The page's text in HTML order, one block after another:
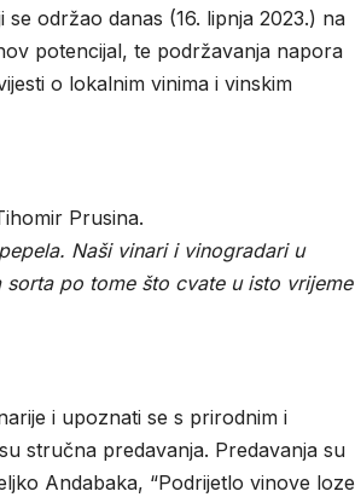
održao danas (16. lipnja 2023.) na
potencijal, te podržavanja napora
o lokalnim vinima i vinskim
Prusina.
Naši vinari i vinogradari u
po tome što cvate u isto vrijeme
i upoznati se s prirodnim i
stručna predavanja. Predavanja su
Andabaka, “Podrijetlo vinove loze